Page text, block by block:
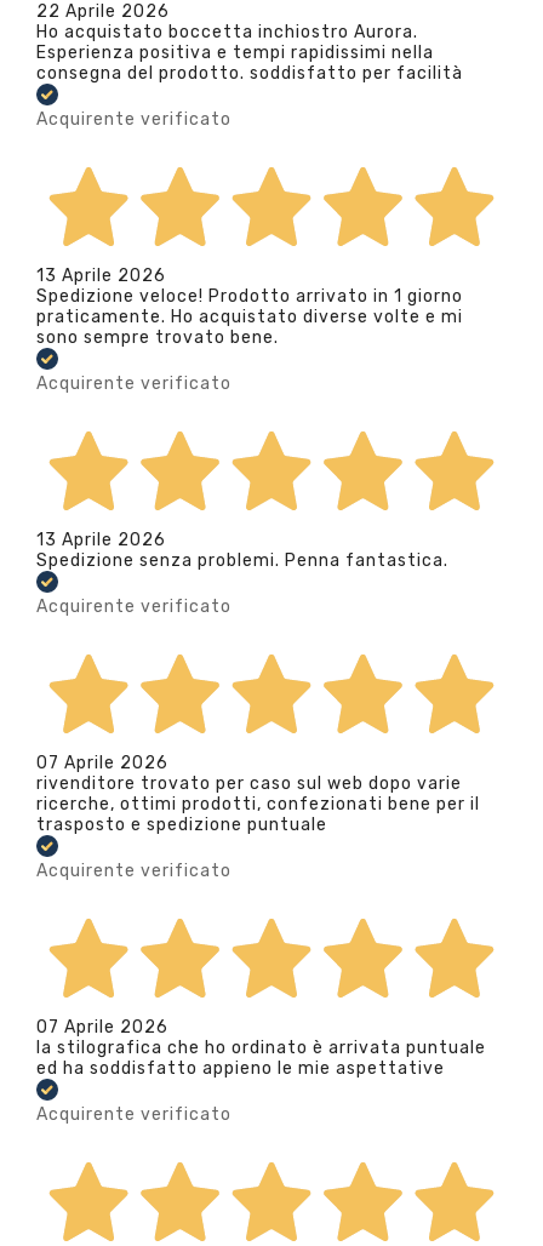
22 Aprile 2026
Ho acquistato boccetta inchiostro Aurora.
Esperienza positiva e tempi rapidissimi nella
consegna del prodotto. soddisfatto per facilità
Acquirente verificato
13 Aprile 2026
Spedizione veloce! Prodotto arrivato in 1 giorno
praticamente. Ho acquistato diverse volte e mi
sono sempre trovato bene.
Acquirente verificato
13 Aprile 2026
Spedizione senza problemi. Penna fantastica.
Acquirente verificato
07 Aprile 2026
rivenditore trovato per caso sul web dopo varie
ricerche, ottimi prodotti, confezionati bene per il
trasposto e spedizione puntuale
Acquirente verificato
07 Aprile 2026
la stilografica che ho ordinato è arrivata puntuale
ed ha soddisfatto appieno le mie aspettative
Acquirente verificato